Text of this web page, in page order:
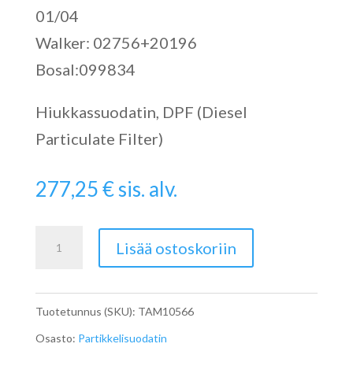
01/04
Walker: 02756+20196
Bosal:099834
Hiukkassuodatin, DPF (Diesel
Particulate Filter)
277,25€sis. alv.
Converter
määrä
Lisää ostoskoriin
Tuotetunnus (SKU): TAM10566
Osasto: Partikkelisuodatin